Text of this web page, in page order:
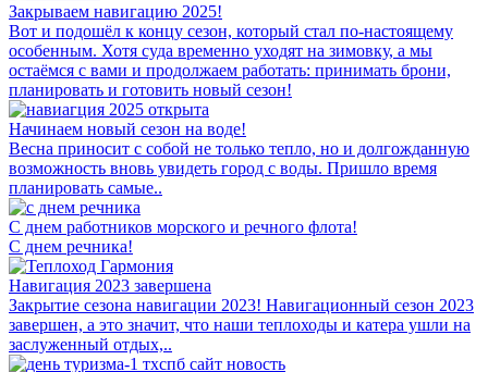
Закрываем навигацию 2025!
Вот и подошёл к концу сезон, который стал по-настоящему
особенным. Хотя суда временно уходят на зимовку, а мы
остаёмся с вами и продолжаем работать: принимать брони,
планировать и готовить новый сезон!
Начинаем новый сезон на воде!
Весна приносит с собой не только тепло, но и долгожданную
возможность вновь увидеть город с воды. Пришло время
планировать самые..
С днем работников морского и речного флота!
С днем речника!
Навигация 2023 завершена
Закрытие сезона навигации 2023! Навигационный сезон 2023
завершен, а это значит, что наши теплоходы и катера ушли на
заслуженный отдых,..